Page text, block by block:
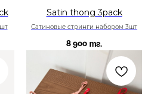
Satin thong 3pack
Сатиновые стринги набором 3шт
8 900 тг.